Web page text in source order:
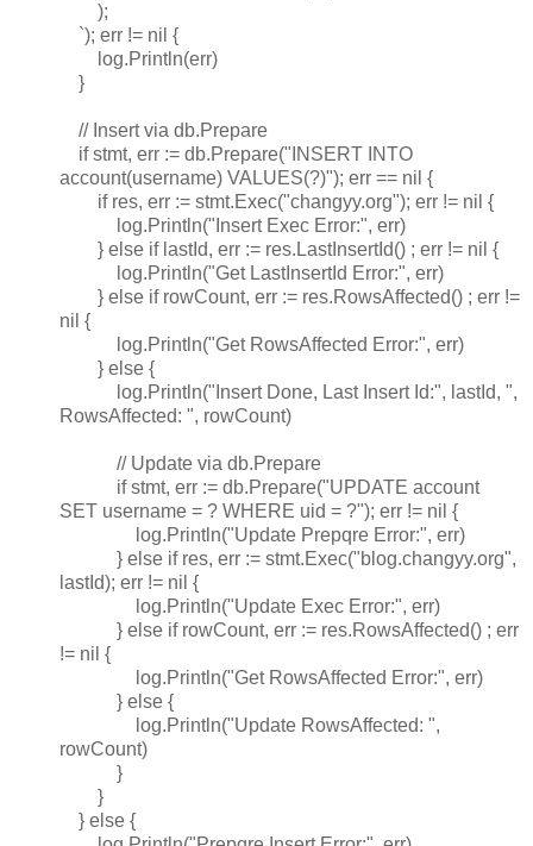
);
`); err != nil {
log.Println(err)
}
// Insert via db.Prepare
if stmt, err := db.Prepare("INSERT INTO
account(username) VALUES(?)"); err == nil {
if res, err := stmt.Exec("changyy.org"); err != nil {
log.Println("Insert Exec Error:", err)
} else if lastId, err := res.LastInsertId() ; err != nil {
log.Println("Get LastInsertId Error:", err)
} else if rowCount, err := res.RowsAffected() ; err !=
nil {
log.Println("Get RowsAffected Error:", err)
} else {
log.Println("Insert Done, Last Insert Id:", lastId, ",
RowsAffected: ", rowCount)
// Update via db.Prepare
if stmt, err := db.Prepare("UPDATE account
SET username = ? WHERE uid = ?"); err != nil {
log.Println("Update Prepqre Error:", err)
} else if res, err := stmt.Exec("blog.changyy.org",
lastId); err != nil {
log.Println("Update Exec Error:", err)
} else if rowCount, err := res.RowsAffected() ; err
!= nil {
log.Println("Get RowsAffected Error:", err)
} else {
log.Println("Update RowsAffected: ",
rowCount)
}
}
} else {